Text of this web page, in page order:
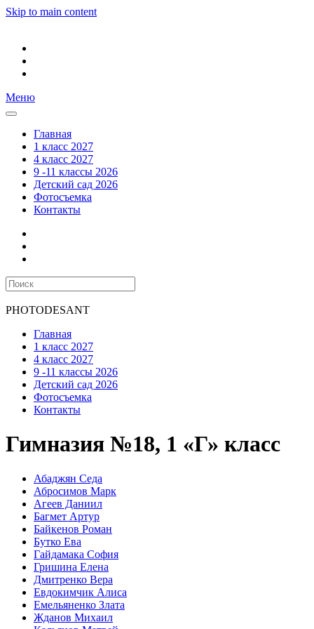
Skip to main content
Меню
Главная
1 класс 2027
4 класс 2027
9 -11 классы 2026
Детский сад 2026
Фотосъемка
Контакты
PHOTODESANT
Главная
1 класс 2027
4 класс 2027
9 -11 классы 2026
Детский сад 2026
Фотосъемка
Контакты
Гимназия №18, 1 «Г» класс
Абаджян Седа
Абросимов Марк
Агеев Даниил
Багмет Артур
Байкенов Роман
Бутко Ева
Гайдамака София
Гришина Елена
Дмитренко Вера
Евдокимчик Алиса
Емельяненко Злата
Жданов Михаил